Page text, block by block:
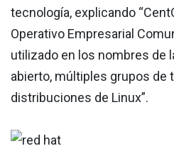
tecnología, explicando
Operativo Empresarial
utilizado en los nombres de
abierto, múltiples grupos de
distribuciones de Linux”.